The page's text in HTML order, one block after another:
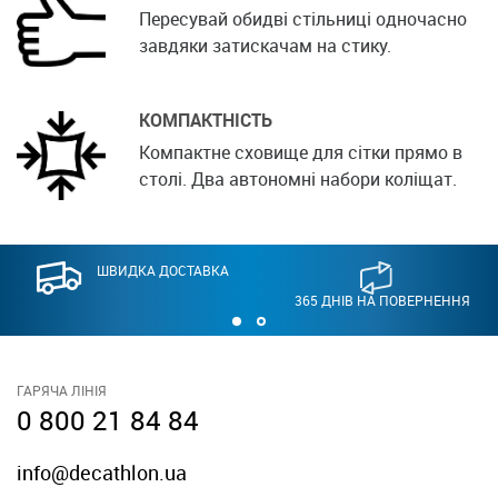
Пересувай обидві стільниці одночасно
завдяки затискачам на стику.
КОМПАКТНІСТЬ
Компактне сховище для сітки прямо в
столі. Два автономні набори коліщат.
ШВИДКА ДОСТАВКА
365 ДНІВ НА ПОВЕРНЕННЯ
ГАРЯЧА ЛІНІЯ
0 800 21 84 84
info@decathlon.ua